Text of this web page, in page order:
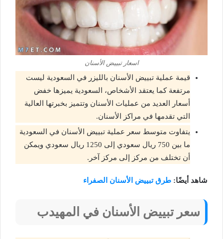
اسعار تبييض الأسنان
قيمة عملية تبييض الأسنان بالليزر في السعودية ليست
مرتفعة كما يعتقد الأشخاص، السعودية يميزها خفض
أسعار العديد من عمليات الأسنان وتتميز بخبرتها العالية
التي تقدمها في مراكز الأسنان.
يتفاوت متوسط سعر عملية تبييض الأسنان في السعودية
ما بين 750 ريال سعودي إلى 1250 ريال سعودي ويمكن
أن تختلف من مركز إلى مركز آخر.
شاهد أيضًا: طرق تبييض الأسنان الصفراء
سعر تبييض الأسنان في المهيدب